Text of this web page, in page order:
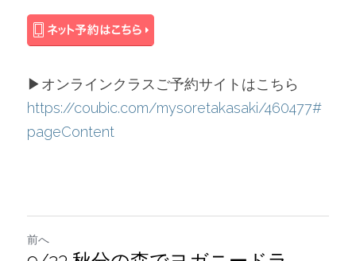
▶︎オンラインクラスご予約サイトはこちら
https://coubic.com/mysoretakasaki/460477#
pageContent
前へ